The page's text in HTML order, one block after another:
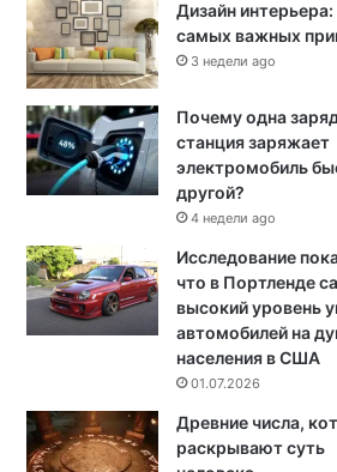
Дизайн интерьера:
самых важных
3 недели ago
Почему одна
станция заряжает
электромобиль
другой?
4 недели ago
Исследование
что в Портленде
высокий уровень
автомобилей на
населения в США
01.07.2026
Древние числа,
раскрывают суть